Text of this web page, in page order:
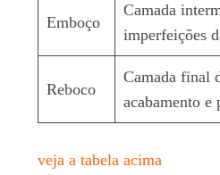
Emboço
Camada
imperfeições
Reboco
Camada final
acabamento e
veja a tabela acima